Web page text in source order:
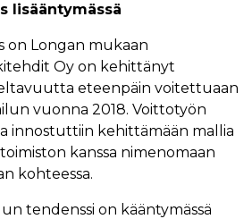
lisääntymässä
Longan mukaan
Oy on kehittänyt
eteenpäin voitettuaan
vuonna 2018. Voittotyön
innostuttiin kehittämään mallia
kanssa nimenomaan
kohteessa.
tendenssi on kääntymässä